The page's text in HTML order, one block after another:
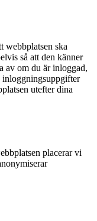
webbplatsen ska
så att den känner
av om du är inloggad,
inloggningsuppgifter
utefter dina
placerar vi